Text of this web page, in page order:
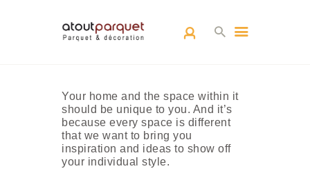
ACCUEIL
L’EQUIPE
PARQUETS
ARCHITECTURE
D’INTÉRIEUR
Your home and the space within it
should be unique to you. And it’s
because every space is different
that we want to bring you
inspiration and ideas to show off
your individual style.